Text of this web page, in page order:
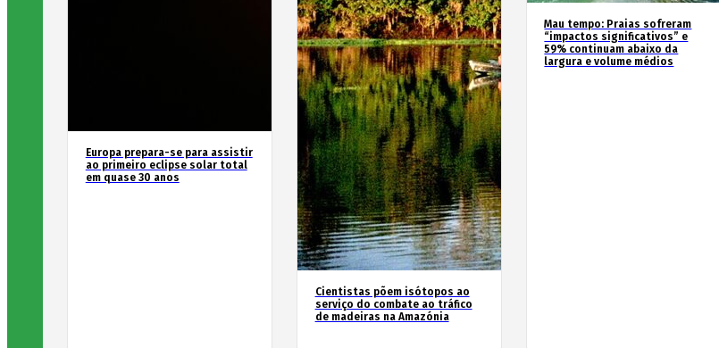
Europa prepara-se para assistir
ao primeiro eclipse solar total
em quase 30 anos
Cientistas põem isótopos ao
serviço do combate ao tráfico
de madeiras na Amazónia
Mau tempo: Praias sofreram
“impactos significativos” e
59% continuam abaixo da
largura e volume médios